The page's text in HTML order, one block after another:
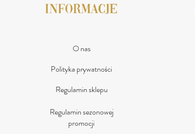
INFORMACJE
O nas
Polityka prywatności
Regulamin sklepu
Regulamin sezonowej
promocji